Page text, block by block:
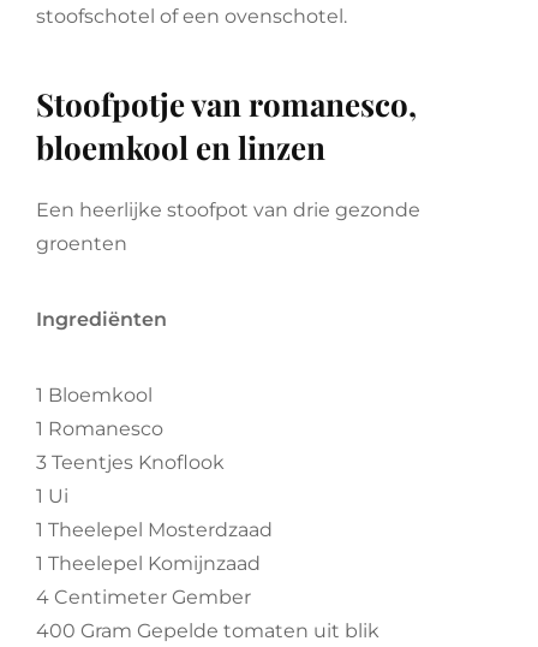
stoofschotel of een ovenschotel.
Stoofpotje van romanesco,
bloemkool en linzen
Een heerlijke stoofpot van drie gezonde
groenten
Ingrediënten
1 Bloemkool
1 Romanesco
3 Teentjes Knoflook
1 Ui
1 Theelepel Mosterdzaad
1 Theelepel Komijnzaad
4 Centimeter Gember
400 Gram Gepelde tomaten uit blik